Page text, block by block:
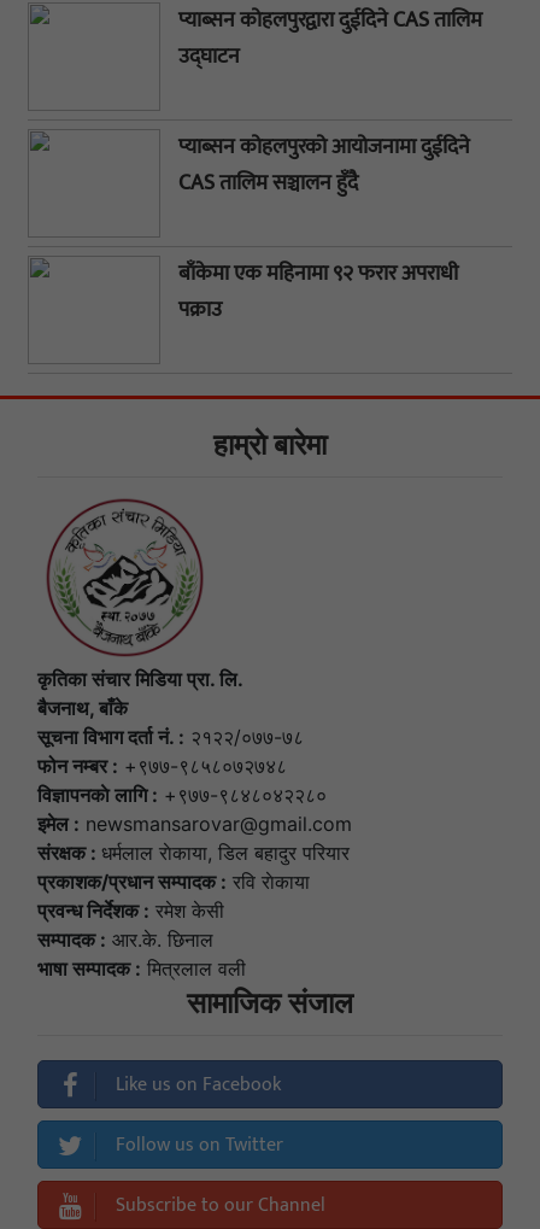
प्याब्सन कोहलपुरद्वारा दुईदिने CAS तालिम
उद्घाटन
प्याब्सन कोहलपुरको आयोजनामा दुईदिने
CAS तालिम सञ्चालन हुँदै
बाँकेमा एक महिनामा ९२ फरार अपराधी
पक्राउ
हाम्राे बारेमा
कृतिका संचार मिडिया प्रा. लि.
बैजनाथ, बाँके
सूचना विभाग दर्ता नं. : २१२२/०७७-७८
फोन नम्बर : +९७७-९८५८०७२७४८
विज्ञापनकाे लागि : +९७७-९८४८०४२२८०
इमेल : newsmansarovar@gmail.com
संरक्षक : धर्मलाल राेकाया, डिल बहादुर परियार
प्रकाशक/प्रधान सम्पादक : रवि राेकाया
प्रवन्ध निर्देशक : रमेश केसी
सम्पादक : आर.के. छिनाल
भाषा सम्पादक : मित्रलाल वली
सामाजिक संजाल
Like us on Facebook
Follow us on Twitter
Subscribe to our Channel